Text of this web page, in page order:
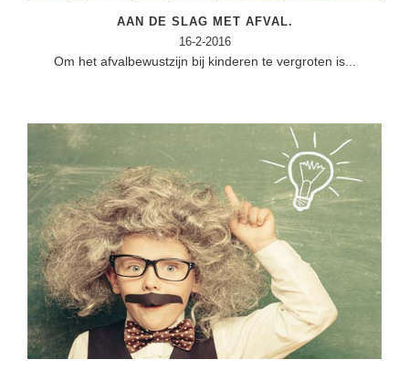
Spelletjes
Sprookjes
Tweede Wereldoorlog
Studieschuld & Hypotheek
Middelbare school niveaus
Docentenplein nieuwsbrief
Nieuwsbrief archief
Onderwijs CV
Schoolvakanties
Huiswerkbegeleiding
Huiswerkbegeleider zoeken
Huiswerkbegeleider worden
AAN DE SLAG MET AFVAL.
16-2-2016
Om het afvalbewustzijn bij kinderen te vergroten is...